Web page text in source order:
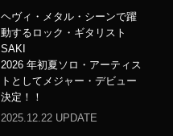
ヘヴィ・メタル・シーンで躍
動するロック・ギタリスト
SAKI
2026 年初夏ソロ・アーティス
トとしてメジャー・デビュー
決定！！
2025.12.22 UPDATE